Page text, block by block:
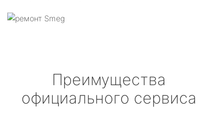
Преимущества
официального сервиса